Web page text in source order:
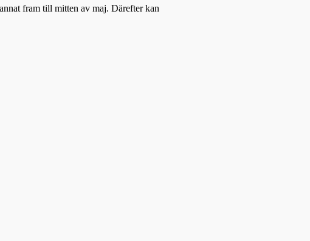
fram till mitten av maj. Därefter kan